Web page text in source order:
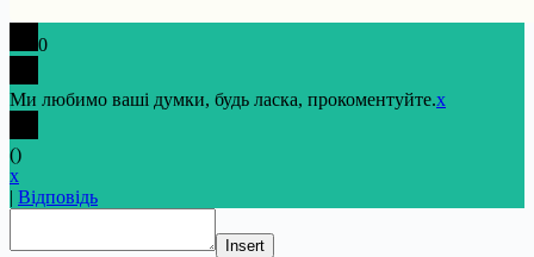
0
Ми любимо ваші думки, будь ласка, прокоментуйте.x
()
x
| Відповідь
Insert